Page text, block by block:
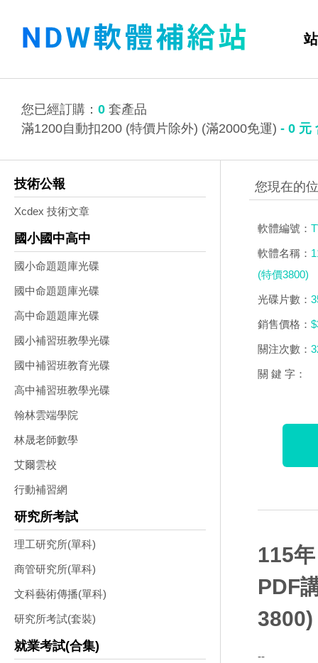
您已經訂購： 0 套產品
滿1200自動扣200 (特價片除外) (滿2000免運) - 0 元
技術公報
Xcdex 技術文章
國小國中高中
國小命題題庫光碟
國中命題題庫光碟
高中命題題庫光碟
國小補習班教學光碟
國中補習班教育光碟
高中補習班教學光碟
翰林雲端學院
林晟老師數學
艾爾雲校
行動補習網
研究所考試
理工研究所(單科)
商管研究所(單科)
文科藝術傳播(單科)
研究所考試(套裝)
就業考試(合集)
軟體編號：
軟體名稱：
(特價3800)
光碟片數：
銷售價格：
關注次數：
關 鍵 字：
115
PDF
3800)
--